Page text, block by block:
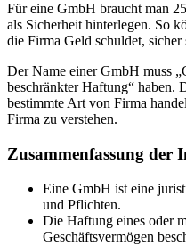
Für eine GmbH braucht man
als Sicherheit hinterlegen. So
die Firma Geld schuldet,
Der Name einer GmbH muss
beschränkter Haftung“ haben.
bestimmte Art von Firma
Firma zu verstehen.
Zusammenfassung der
Eine GmbH ist eine
und Pflichten.
Die Haftung eines oder
Geschäftsvermögen